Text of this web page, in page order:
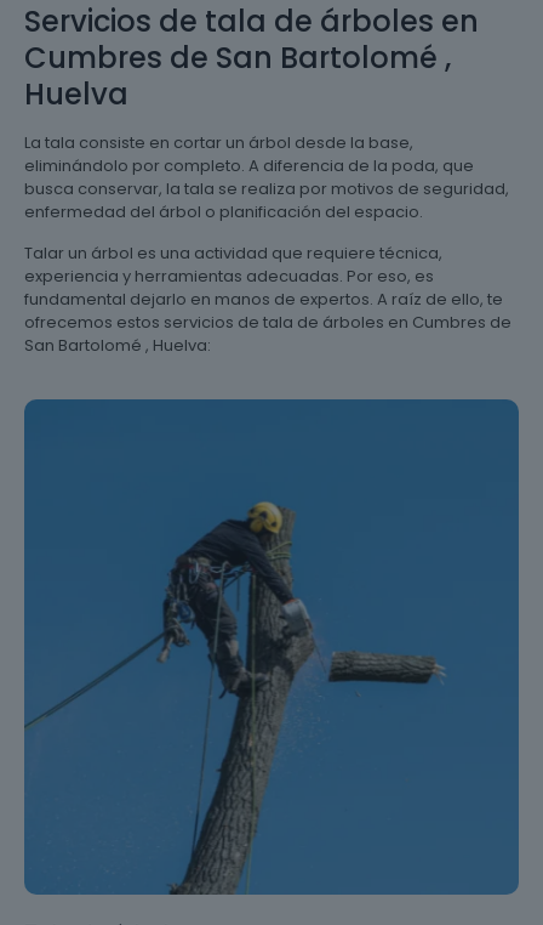
Servicios de tala de árboles en
Cumbres de San Bartolomé ,
Huelva
La tala consiste en cortar un árbol desde la base,
eliminándolo por completo. A diferencia de la poda, que
busca conservar, la tala se realiza por motivos de seguridad,
enfermedad del árbol o planificación del espacio.
Talar un árbol es una actividad que requiere técnica,
experiencia y herramientas adecuadas. Por eso, es
fundamental dejarlo en manos de expertos. A raíz de ello, te
ofrecemos estos servicios de tala de árboles en Cumbres de
San Bartolomé , Huelva: